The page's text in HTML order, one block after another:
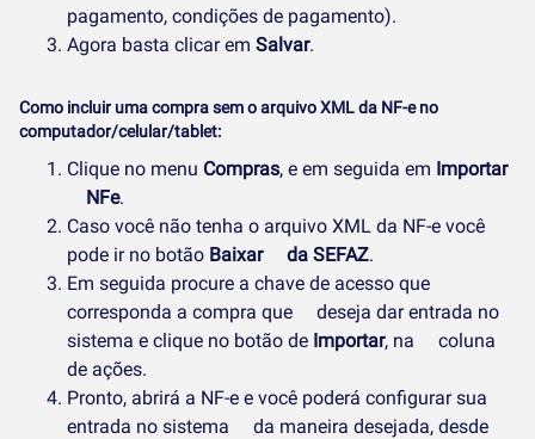
pagamento, condições de pagamento).
Agora basta clicar em Salvar.
Como incluir uma compra sem o arquivo XML da NF-e no
computador/celular/tablet:
Clique no menu Compras, e em seguida em Importar
NFe.
Caso você não tenha o arquivo XML da NF-e você
pode ir no botão Baixar da SEFAZ.
Em seguida procure a chave de acesso que
corresponda a compra que deseja dar entrada no
sistema e clique no botão de Importar, na coluna
de ações.
Pronto, abrirá a NF-e e você poderá configurar sua
entrada no sistema da maneira desejada, desde